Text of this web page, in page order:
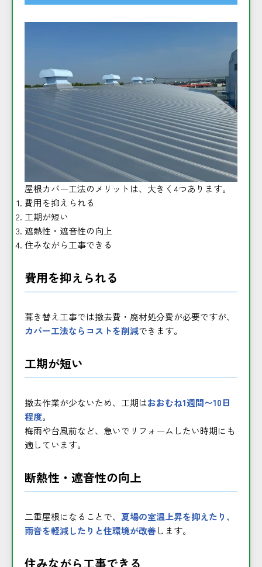
屋根カバー工法のメリットは、大きく4つあります。
費用を抑えられる
工期が短い
遮熱性・遮音性の向上
住みながら工事できる
費用を抑えられる
葺き替え工事では撤去費・廃材処分費が必要ですが、
カバー工法ならコストを削減できます。
工期が短い
撤去作業が少ないため、工期はおおむね1週間〜10日
程度。
梅雨や台風前など、急いでリフォームしたい時期にも
適しています。
断熱性・遮音性の向上
二重屋根になることで、 夏場の室温上昇を抑えたり、
雨音を軽減したりと住環境が改善 します。
住みながら工事できる